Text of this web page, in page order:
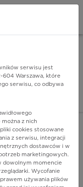
serwisu jest
604 Warszawa, które
serwisu, co odbywa
z nich
cookies stosowane
z serwisu, integracji
dostawców i w
marketingowych.
dowolnym momencie
Wycofanie
używania plików
INSTALUJ